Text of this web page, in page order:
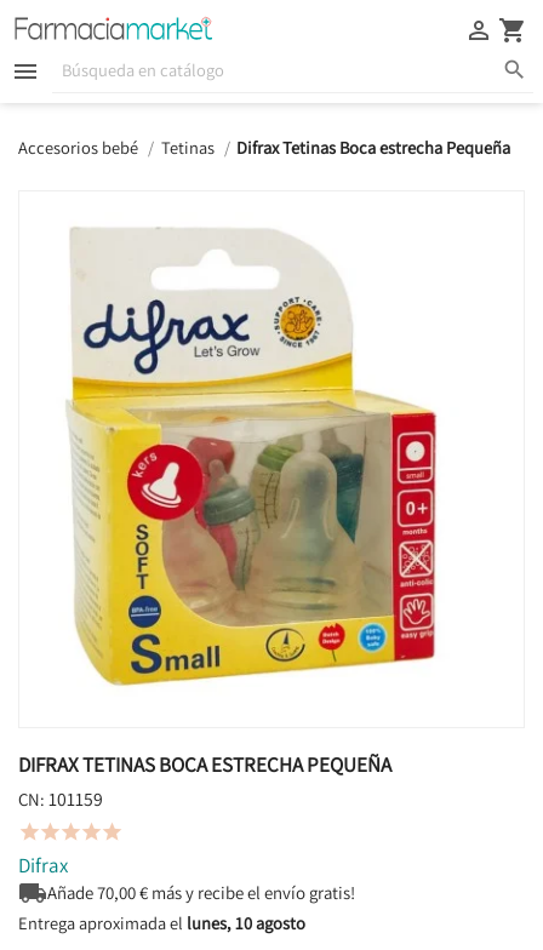
  
 
Accesorios bebé Tetinas Difrax Tetinas Boca estrecha Pequeña
DIFRAX TETINAS BOCA ESTRECHA PEQUEÑA
CN: 101159

Difrax
Añade70,00€ más y recibe el envío gratis!
Entrega aproximada el lunes, 10 agosto